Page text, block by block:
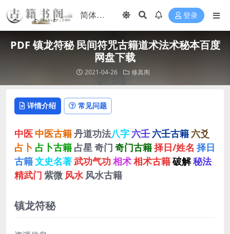
登录
PDF 镇龙符秘 民间符咒古籍道术法术秘本百度
网盘下载
2021-04-26 修真阁
详情介绍 常见问题
中医 中医古籍丹道功法八字 六壬 六壬古籍 六爻
占卜 占卜古籍 占星 奇门 奇门古籍择日/姓名 择日
古籍文史名著武功气功 相术相术古籍破解秘法
精武门 紫微 风水 风水古籍
镇龙符秘